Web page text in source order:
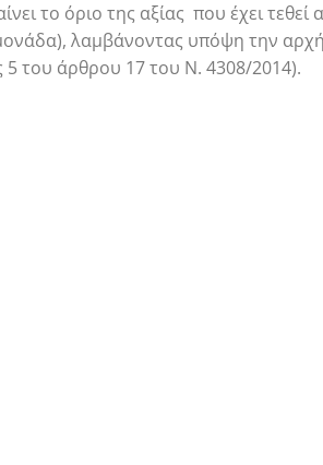
το όριο της αξίας που έχει
λαμβάνοντας υπόψη την αρχή
5 του άρθρου 17 του Ν. 4308/2014).